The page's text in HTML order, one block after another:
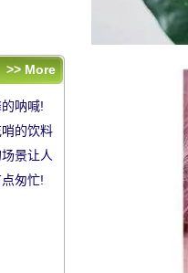
匆忙!
>> More
呐喊!
的饮料
景让人
匆忙!